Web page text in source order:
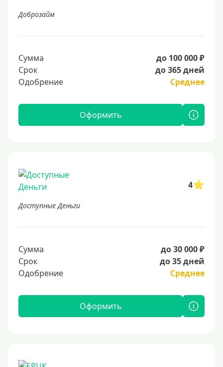
Доброзайм
Сумма
до 100 000 ₽
Срок
до 365 дней
Одобрение
Среднее
Оформить
4
Доступные Деньги
Сумма
до 30 000 ₽
Срок
до 35 дней
Одобрение
Среднее
Оформить